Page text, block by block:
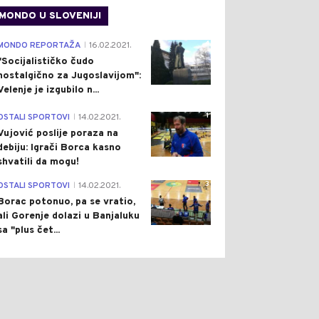
MONDO U SLOVENIJI
4
REPORTAŽA 16.02.2021.
čudo
za Jugoslavijom":
je izgubilo n...
1
SPORTOVI 14.02.2021.
poslije poraza na
Igrači Borca kasno
da mogu!
3
SPORTOVI 14.02.2021.
potonuo, pa se vratio,
Gorenje dolazi u Banjaluku
"plus čet...